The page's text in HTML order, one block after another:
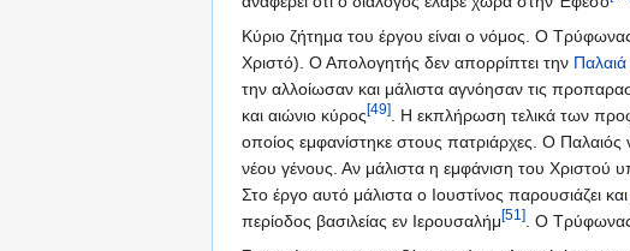
Κύριο ζήτημα του έργου είναι ο νόμος. Ο
Χριστό). Ο Απολογητής δεν απορρίπτει την Παλαιά
την αλλοίωσαν και μάλιστα αγνόησαν τις
και αιώνιο κύρος[49]
. Η εκπλήρωση τελικά των
οποίος εμφανίστηκε στους πατριάρχες. Ο
νέου γένους. Αν μάλιστα η εμφάνιση του Χριστού
Στο έργο αυτό μάλιστα ο Ιουστίνος παρουσιάζει και
περίοδος βασιλείας εν Ιερουσαλήμ[51]
. Ο Τρύφωνας